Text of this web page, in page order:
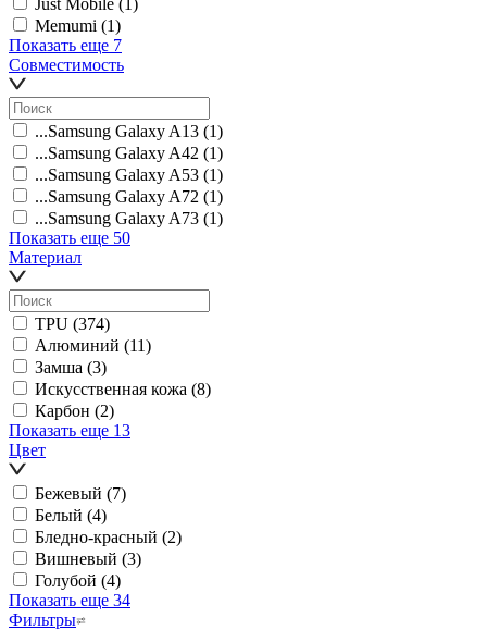
Memumi (1)
Показать еще 7
Совместимость
...Samsung Galaxy A13 (1)
...Samsung Galaxy A42 (1)
...Samsung Galaxy A53 (1)
...Samsung Galaxy A72 (1)
...Samsung Galaxy A73 (1)
Показать еще 50
Материал
TPU (374)
Алюминий (11)
Замша (3)
Искусственная кожа (8)
Карбон (2)
Показать еще 13
Цвет
Бежевый (7)
Белый (4)
Бледно-красный (2)
Вишневый (3)
Голубой (4)
Показать еще 34
Фильтры